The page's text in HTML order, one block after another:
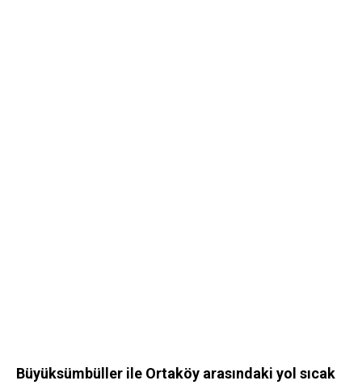
Büyüksümbüller ile Ortaköy arasındaki yol sıcak